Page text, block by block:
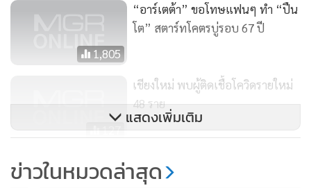
1,805
“อาร์เตต้า” ขอโทษแฟนๆ ทำ “ปืน
โต” สตาร์ทโคตรบู่รอบ 67 ปี
127
เชียงใหม่ พบผู้ติดเชื้อโควิดรายใหม่
48 ราย
ท้านรก ฝ่าเส้นทึบ-แช่ขวาลงน้ำ
แสดงเพิ่มเติม
ข่าวในหมวดล่าสุด